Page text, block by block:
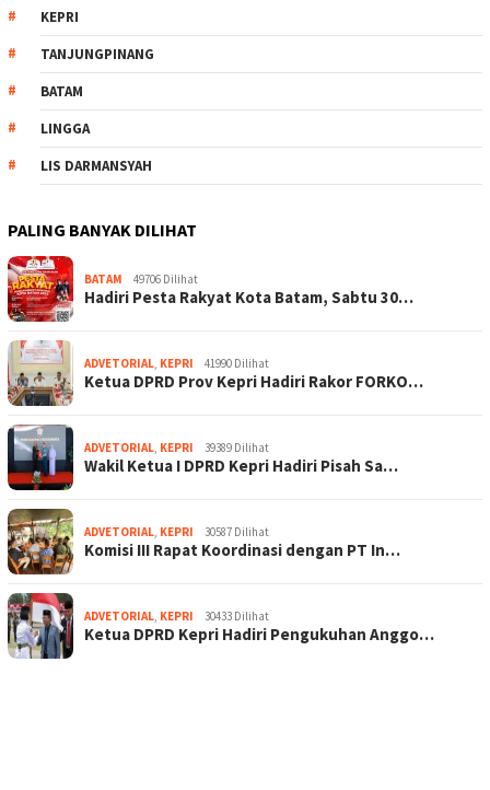
KEPRI
TANJUNGPINANG
BATAM
LINGGA
LIS DARMANSYAH
PALING BANYAK DILIHAT
BATAM 49706 Dilihat
Hadiri Pesta Rakyat Kota Batam, Sabtu 30…
ADVETORIAL KEPRI 41990 Dilihat
Ketua DPRD Prov Kepri Hadiri Rakor FORKO…
ADVETORIAL KEPRI 39389 Dilihat
Wakil Ketua I DPRD Kepri Hadiri Pisah Sa…
ADVETORIAL KEPRI 30587 Dilihat
Komisi III Rapat Koordinasi dengan PT In…
ADVETORIAL KEPRI 30433 Dilihat
Ketua DPRD Kepri Hadiri Pengukuhan Anggo…